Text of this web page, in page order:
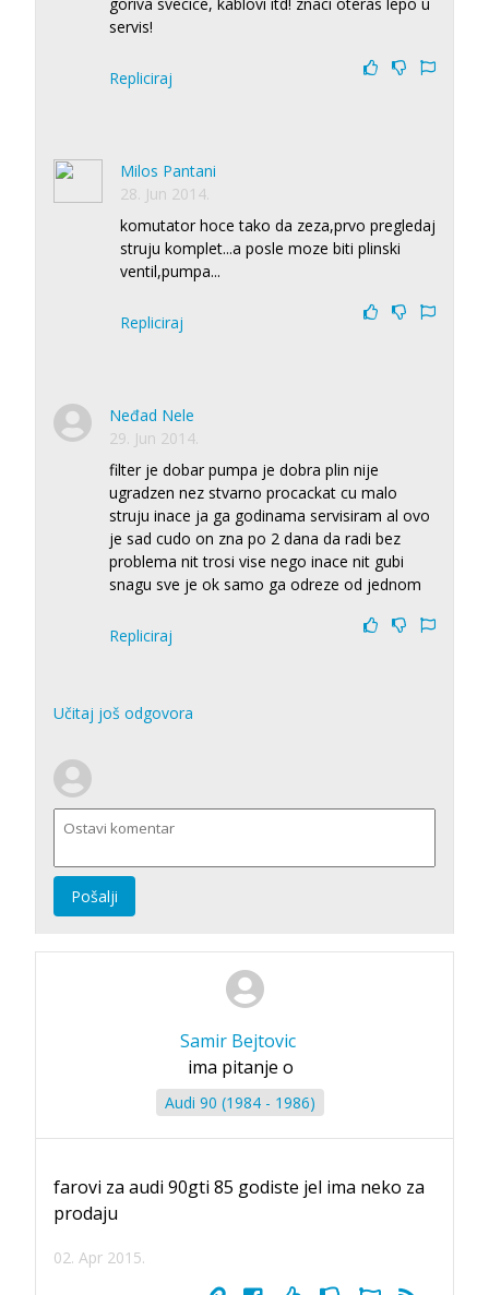
servis!
Repliciraj
Milos Pantani
28. Jun 2014.
komutator hoce tako da zeza,prvo pregledaj
struju komplet...a posle moze biti plinski
ventil,pumpa...
Repliciraj
Neđad Nele
29. Jun 2014.
filter je dobar pumpa je dobra plin nije
ugradzen nez stvarno procackat cu malo
struju inace ja ga godinama servisiram al ovo
je sad cudo on zna po 2 dana da radi bez
problema nit trosi vise nego inace nit gubi
snagu sve je ok samo ga odreze od jednom
Repliciraj
Učitaj još odgovora
Pošalji
Samir Bejtovic
ima pitanje o
Audi 90 (1984 - 1986)
farovi za audi 90gti 85 godiste jel ima neko za
prodaju
02. Apr 2015.